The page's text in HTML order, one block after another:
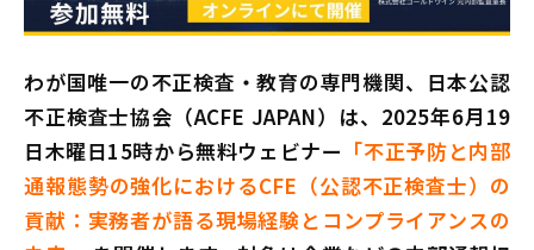
わが国唯一の不正検査・教育の専門機関、日本公認
不正検査士協会（ACFE JAPAN）は、2025年6月19
日木曜日15時から無料ウェビナー 「不正予防と内部
通報態勢の強化におけるCFE（公認不正検査士）の
貢献：実務者が語る現場経験とコンプライアンスの